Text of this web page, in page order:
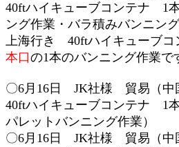
40ftハイキューブコンテナ 1
ング作業・ バラ積みバンニン
上海行き 40ftハイキューブ
本口の1本のバンニング作業で
〇6月16 日 JK社様 貿易（
40ftハイキューブコンテナ 1
パレットバンニング作業 ）
〇6月16 日 JK社様 貿易（